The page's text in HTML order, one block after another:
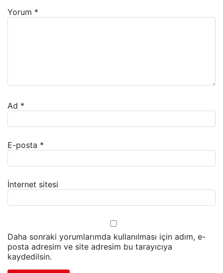
Yorum *
Ad *
E-posta *
İnternet sitesi
Daha sonraki yorumlarımda kullanılması için adım, e-
posta adresim ve site adresim bu tarayıcıya
kaydedilsin.